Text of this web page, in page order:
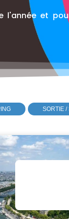
l'année et
SORTIE /